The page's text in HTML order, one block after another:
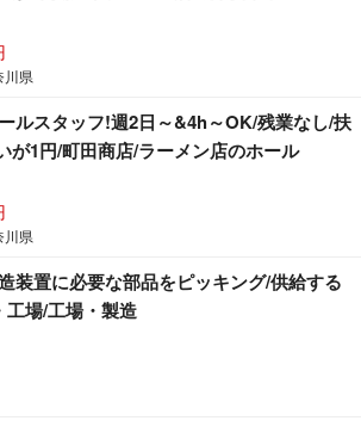
川県
ルスタッフ!週2日～&4h～OK/残業なし/扶
が1円/町田商店/ラーメン店のホール
川県
装置に必要な部品をピッキング/供給する
場/工場・製造